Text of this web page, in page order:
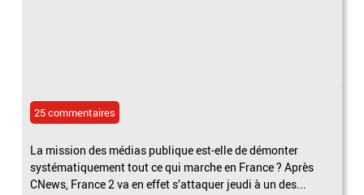
25 commentaires
La mission des médias publique est-elle de démonter
systématiquement tout ce qui marche en France ? Après
CNews, France 2 va en effet s’attaquer jeudi à un des...